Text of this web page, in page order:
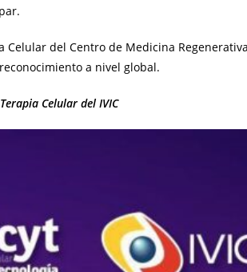
del Centro de Medicina
a nivel global.
Celular del IVIC